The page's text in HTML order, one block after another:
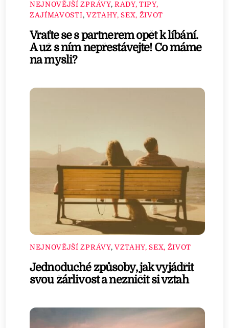
NEJNOVĚJŠÍ ZPRÁVY, RADY, TIPY,
ZAJÍMAVOSTI, VZTAHY, SEX, ŽIVOT
Vraťte se s partnerem opět k líbání.
A už s ním nepřestávejte! Co máme
na mysli?
NEJNOVĚJŠÍ ZPRÁVY, VZTAHY, SEX, ŽIVOT
Jednoduché způsoby, jak vyjádřit
svou žárlivost a nezničit si vztah